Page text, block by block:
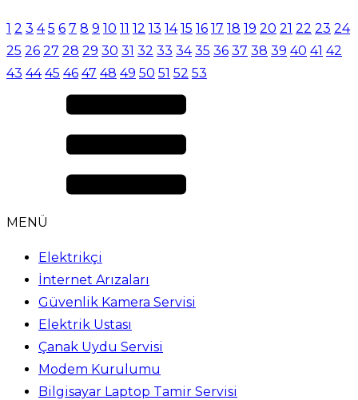
1 2 3 4 5 6 7 8 9 10 11 12 13 14 15 16 17 18 19 20 21 22 23 24
25 26 27 28 29 30 31 32 33 34 35 36 37 38 39 40 41 42
43 44 45 46 47 48 49 50 51 52 53
MENÜ
Elektrikçi
İnternet Arızaları
Güvenlik Kamera Servisi
Elektrik Ustası
Çanak Uydu Servisi
Modem Kurulumu
Bilgisayar Laptop Tamir Servisi